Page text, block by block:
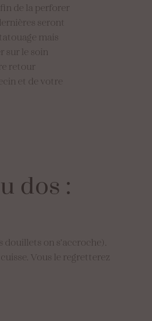
de la perforer
seront
mais
sur le soin
retour
et de votre
dos :
on s’accroche).
Vous le regretterez